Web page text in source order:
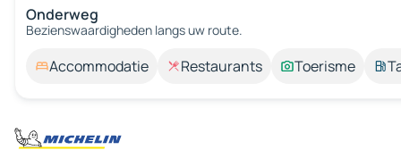
Onderweg
Bezienswaardigheden langs uw route.
Accommodatie Restaurants Toerisme